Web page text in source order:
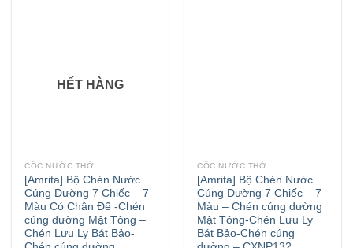
HẾT HÀNG
CỐC NƯỚC THỜ
[Amrita] Bộ Chén Nước
Cúng Dường 7 Chiếc – 7
Màu Có Chân Đế -Chén
cúng dường Mật Tông –
Chén Lưu Ly Bát Bảo-
CỐC NƯỚC THỜ
[Amrita] Bộ Chén Nước
Cúng Dường 7 Chiếc – 7
Màu – Chén cúng dường
Mật Tông-Chén Lưu Ly
Bát Bảo-Chén cúng